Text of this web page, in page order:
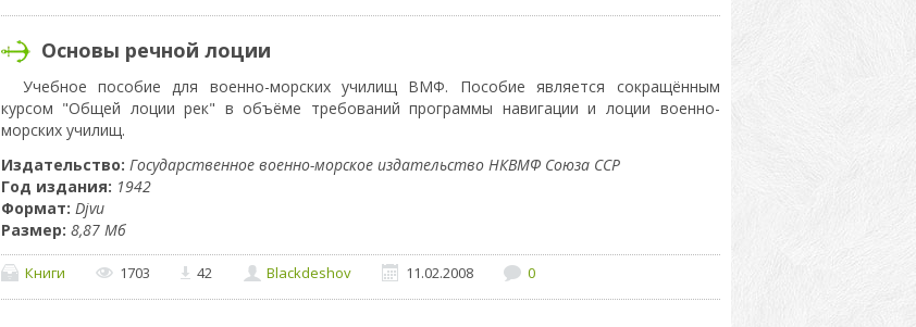
Основы речной лоции
Учебное пособие для военно-морских училищ ВМФ. Пособие является сокращённым
курсом "Общей лоции рек" в объёме требований программы навигации и лоции военно-
морских училищ.
Издательство: Государственное военно-морское издательство НКВМФ Союза ССР
Год издания: 1942
Формат: Djvu
Размер: 8,87 Мб
Книги 1703 42 Blackdeshov 11.02.2008 0